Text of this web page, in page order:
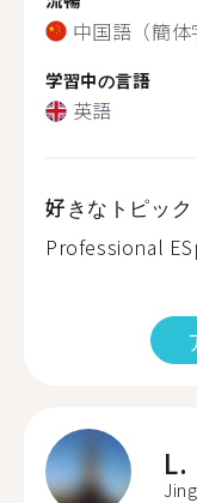
中国語（簡
学習中の言語
英語
好きなトピック
Professional
L.